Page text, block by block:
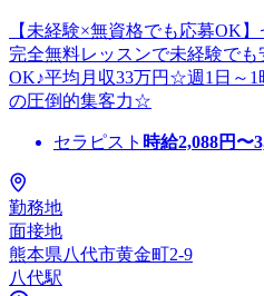
【未経験×無資格でも応募OK
完全無料レッスンで未経験で
OK♪平均月収33万円☆週1日～1
の圧倒的集客力☆
セラピスト 時給2,088円〜
勤務地
面接地
熊本県八代市黄金町2-9
八代駅